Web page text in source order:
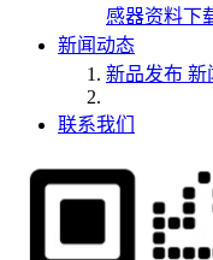
感器资料下
新闻动态
新品发布 新
联系我们